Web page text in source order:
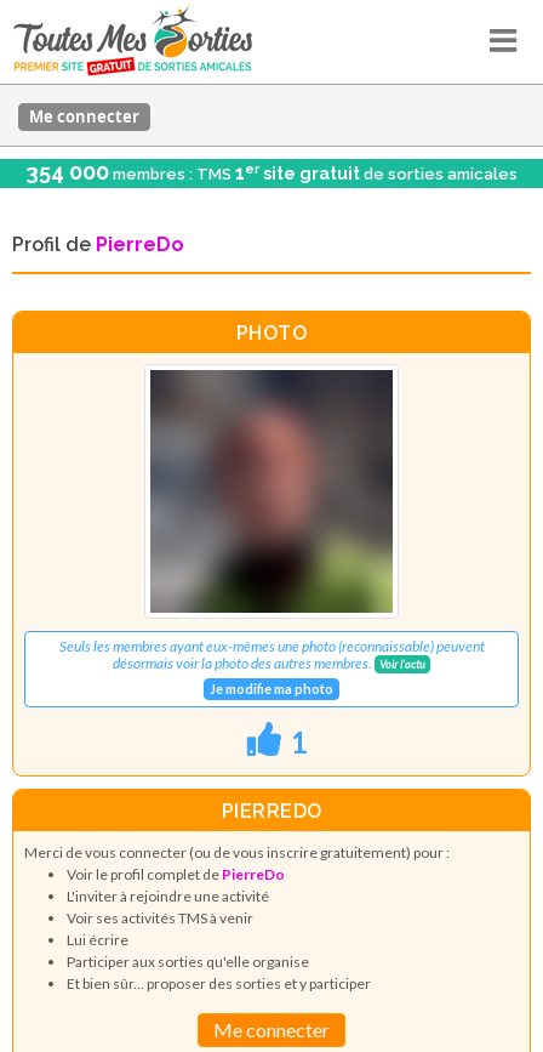
Me connecter
354 000 membres : TMS 1er site gratuit de sorties amicales
Profil de PierreDo
PHOTO
Seuls les membres ayant eux-mêmes une photo (reconnaissable) peuvent
désormais voir la photo des autres membres.
Voir l'actu
Je modifie ma photo
1
PIERREDO
Merci de vous connecter (ou de vous inscrire gratuitement) pour :
Voir le profil complet de PierreDo
L'inviter à rejoindre une activité
Voir ses activités TMS à venir
Lui écrire
Participer aux sorties qu'elle organise
Et bien sûr... proposer des sorties et y participer
Me connecter